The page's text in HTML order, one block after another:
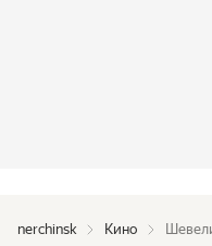
nerchinsk Кино